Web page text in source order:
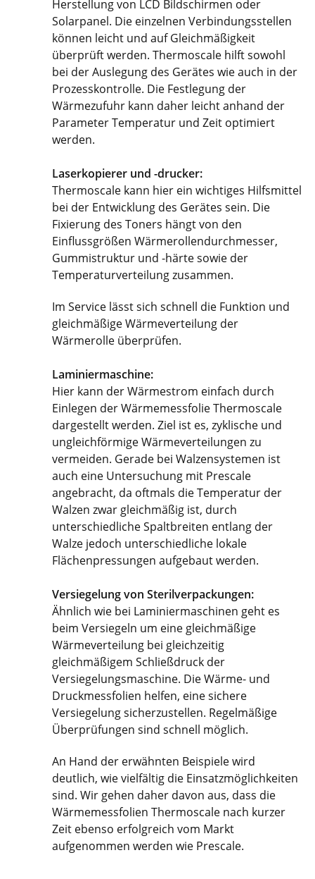
Herstellung von LCD Bildschirmen oder
Solarpanel. Die einzelnen Verbindungsstellen
können leicht und auf Gleichmäßigkeit
überprüft werden. Thermoscale hilft sowohl
bei der Auslegung des Gerätes wie auch in der
Prozesskontrolle. Die Festlegung der
Wärmezufuhr kann daher leicht anhand der
Parameter Temperatur und Zeit optimiert
werden.
Laserkopierer und -drucker:
Thermoscale kann hier ein wichtiges Hilfsmittel
bei der Entwicklung des Gerätes sein. Die
Fixierung des Toners hängt von den
Einflussgrößen Wärmerollendurchmesser,
Gummistruktur und -härte sowie der
Temperaturverteilung zusammen.
Im Service lässt sich schnell die Funktion und
gleichmäßige Wärmeverteilung der
Wärmerolle überprüfen.
Laminiermaschine:
Hier kann der Wärmestrom einfach durch
Einlegen der Wärmemessfolie Thermoscale
dargestellt werden. Ziel ist es, zyklische und
ungleichförmige Wärmeverteilungen zu
vermeiden. Gerade bei Walzensystemen ist
auch eine Untersuchung mit Prescale
angebracht, da oftmals die Temperatur der
Walzen zwar gleichmäßig ist, durch
unterschiedliche Spaltbreiten entlang der
Walze jedoch unterschiedliche lokale
Flächenpressungen aufgebaut werden.
Versiegelung von Sterilverpackungen:
Ähnlich wie bei Laminiermaschinen geht es
beim Versiegeln um eine gleichmäßige
Wärmeverteilung bei gleichzeitig
gleichmäßigem Schließdruck der
Versiegelungsmaschine. Die Wärme- und
Druckmessfolien helfen, eine sichere
Versiegelung sicherzustellen. Regelmäßige
Überprüfungen sind schnell möglich.
An Hand der erwähnten Beispiele wird
deutlich, wie vielfältig die Einsatzmöglichkeiten
sind. Wir gehen daher davon aus, dass die
Wärmemessfolien Thermoscale nach kurzer
Zeit ebenso erfolgreich vom Markt
aufgenommen werden wie Prescale.